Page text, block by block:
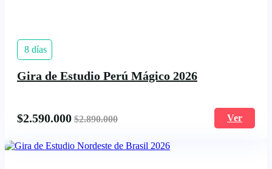
8 días
Gira de Estudio Perú Mágico 2026
$2.590.000 $2.890.000 Ver